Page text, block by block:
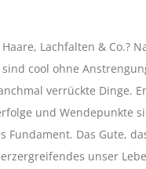
Lachfalten & Co.?
sind cool ohne
verrückte Dinge.
und Wendepunkte
Fundament. Das Gute,
unser